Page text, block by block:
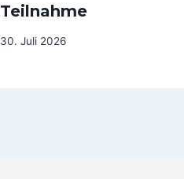
Teilnahme
30. Juli 2026